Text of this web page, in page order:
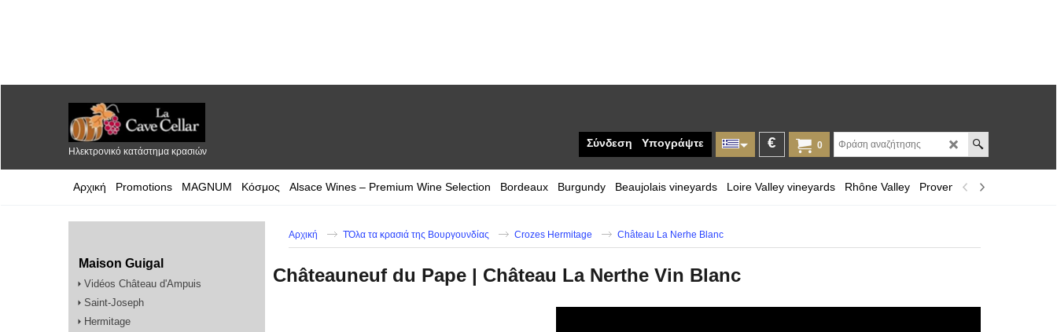
Ηλεκτρονικό κατάστημα κρασιών
0
€
Σύνδεση Υπογράψτε
Αρχική Promotions MAGNUM Κόσμος Alsace Wines – Premium Wine Selection Bordeaux Burgundy Beaujolais vineyards Loire Valley vineyards Rhône Valley Provence and Corsica
Maison Guigal
Vidéos Château d'Ampuis
Saint-Joseph
Hermitage
Αρχική TΌλα τα κρασιά της Βουργουνδίας Crozes Hermitage Château La Nerhe Blanc
Châteauneuf du Pape | Château La Nerthe Vin Blanc